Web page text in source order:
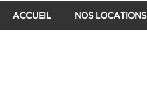
ACCUEIL NOS LOCATIONS